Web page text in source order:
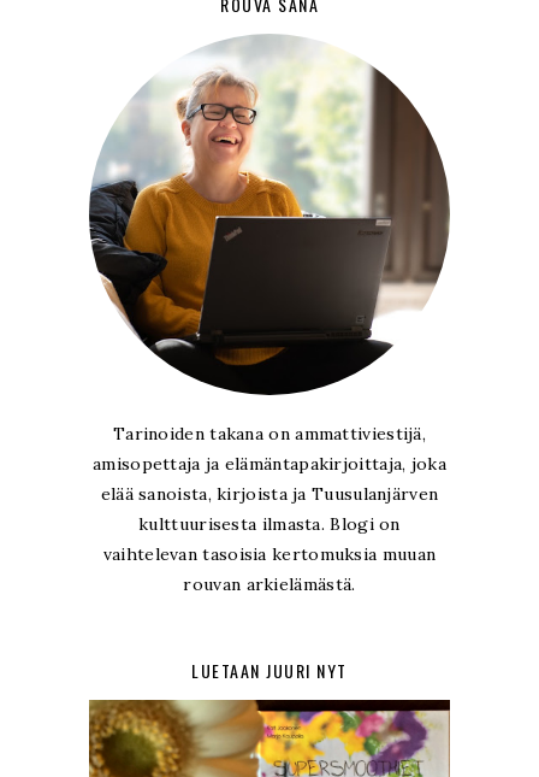
Tarinoiden takana on ammattiviestijä,
amisopettaja ja elämäntapakirjoittaja, joka
elää sanoista, kirjoista ja Tuusulanjärven
kulttuurisesta ilmasta. Blogi on
vaihtelevan tasoisia kertomuksia muuan
rouvan arkielämästä.
LUETAAN JUURI NYT